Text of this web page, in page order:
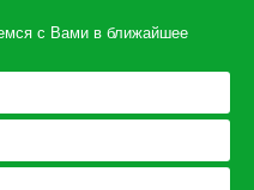
с Вами в ближайшее